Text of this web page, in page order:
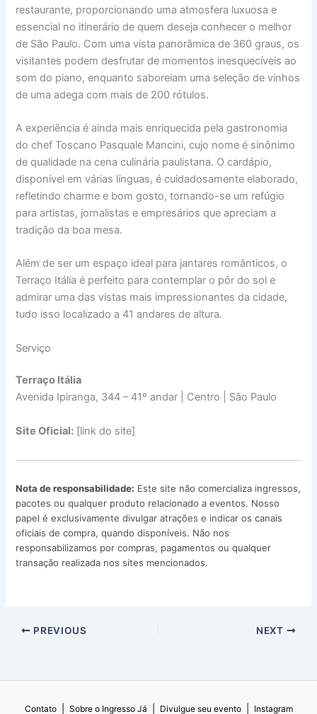
restaurante, proporcionando uma atmosfera luxuosa e
essencial no itinerário de quem deseja conhecer o melhor
de São Paulo. Com uma vista panorâmica de 360 graus, os
visitantes podem desfrutar de momentos inesquecíveis ao
som do piano, enquanto saboreiam uma seleção de vinhos
de uma adega com mais de 200 rótulos.
A experiência é ainda mais enriquecida pela gastronomia
do chef Toscano Pasquale Mancini, cujo nome é sinônimo
de qualidade na cena culinária paulistana. O cardápio,
disponível em várias línguas, é cuidadosamente elaborado,
refletindo charme e bom gosto, tornando-se um refúgio
para artistas, jornalistas e empresários que apreciam a
tradição da boa mesa.
Além de ser um espaço ideal para jantares românticos, o
Terraço Itália é perfeito para contemplar o pôr do sol e
admirar uma das vistas mais impressionantes da cidade,
tudo isso localizado a 41 andares de altura.
Serviço
Terraço Itália
Avenida Ipiranga, 344 – 41º andar | Centro | São Paulo
Site Oficial: [link do site]
Nota de responsabilidade: Este site não comercializa ingressos,
pacotes ou qualquer produto relacionado a eventos. Nosso
papel é exclusivamente divulgar atrações e indicar os canais
oficiais de compra, quando disponíveis. Não nos
responsabilizamos por compras, pagamentos ou qualquer
transação realizada nos sites mencionados.
PREVIOUS NEXT
Contato Sobre o Ingresso Já Divulgue seu evento Instagram